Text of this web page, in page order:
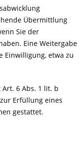
Übermittlung
Sie der
Eine Weitergabe
Einwilligung, etwa zu
6 Abs. 1 lit. b
Erfüllung eines
gestattet.